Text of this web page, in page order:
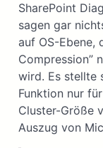
SharePoint
sagen gar
auf OS-Ebene,
Compression”
wird. Es stellte
Funktion nur
Cluster-Größe
Auszug von